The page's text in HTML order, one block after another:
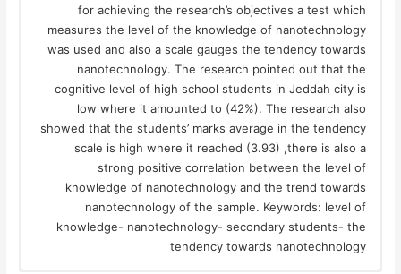
for achieving the research’s objectives a test which
measures the level of the knowledge of nanotechnology
was used and also a scale gauges the tendency towards
nanotechnology. The research pointed out that the
cognitive level of high school students in Jeddah city is
low where it amounted to (42%). The research also
showed that the students’ marks average in the tendency
scale is high where it reached (3.93) ,there is also a
strong positive correlation between the level of
knowledge of nanotechnology and the trend towards
nanotechnology of the sample. Keywords: level of
knowledge- nanotechnology- secondary students- the
tendency towards nanotechnology